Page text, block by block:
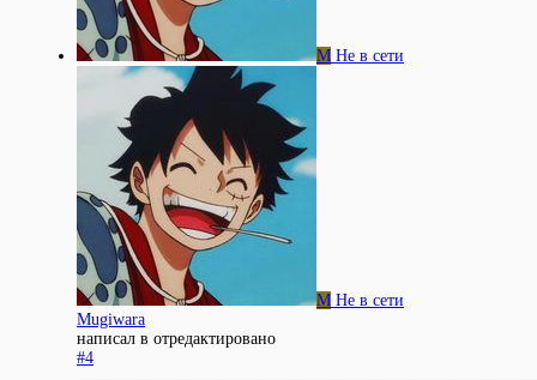
M Не в сети
M Не в сети
Mugiwara
написал в отредактировано
#4